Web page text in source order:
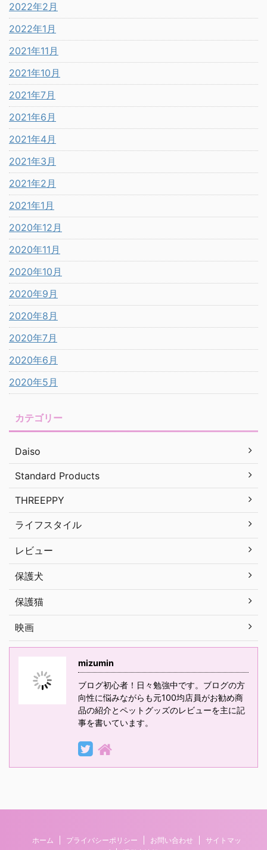
2022年2月
2022年1月
2021年11月
2021年10月
2021年7月
2021年6月
2021年4月
2021年3月
2021年2月
2021年1月
2020年12月
2020年11月
2020年10月
2020年9月
2020年8月
2020年7月
2020年6月
2020年5月
カテゴリー
Daiso
Standard Products
THREEPPY
ライフスタイル
レビュー
保護犬
保護猫
映画
mizumin
ブログ初心者！日々勉強中です。ブログの方
向性に悩みながらも元100均店員がお勧め商
品の紹介とペットグッズのレビューを主に記
事を書いています。
ホーム プライバシーポリシー お問い合わせ
サイトマッ